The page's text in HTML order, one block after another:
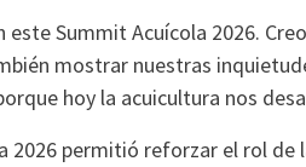
Summit Acuícola 2026.
mostrar nuestras
hoy la acuicultura nos
2026 permitió reforzar el rol de